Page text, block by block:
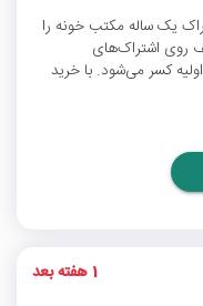
یک ساله مکتب خونه را
روی اشتراک‌های
81 درصد از مبلغ اولیه کسر می‌شود. با خرید
1 هفته بعد